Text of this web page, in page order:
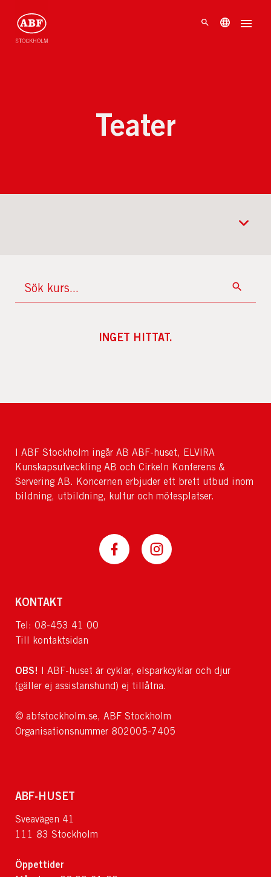
Teater
INGET HITTAT.
I ABF Stockholm ingår AB ABF-huset, ELVIRA
Kunskapsutveckling AB och Cirkeln Konferens &
Servering AB. Koncernen erbjuder ett brett utbud inom
bildning, utbildning, kultur och mötesplatser.
KONTAKT
Tel: 08-453 41 00
Till kontaktsidan
OBS! I ABF-huset är cyklar, elsparkcyklar och djur
(gäller ej assistanshund) ej tillåtna.
© abfstockholm.se, ABF Stockholm
Organisationsnummer 802005-7405
ABF-HUSET
Sveavägen 41
111 83 Stockholm
Öppettider